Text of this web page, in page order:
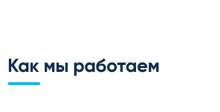
Как мы работаем